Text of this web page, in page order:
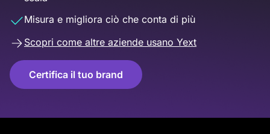
Misura e migliora ciò che conta di più
Scopri come altre aziende usano Yext
Certifica il tuo brand